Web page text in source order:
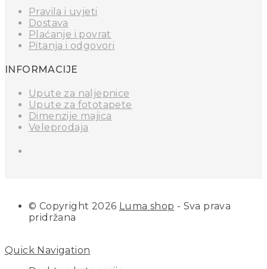
Pravila i uvjeti
Dostava
Plaćanje i povrat
Pitanja i odgovori
INFORMACIJE
Upute za naljepnice
Upute za fototapete
Dimenzije majica
Veleprodaja
© Copyright 2026 Luma shop - Sva prava
pridržana
Quick Navigation